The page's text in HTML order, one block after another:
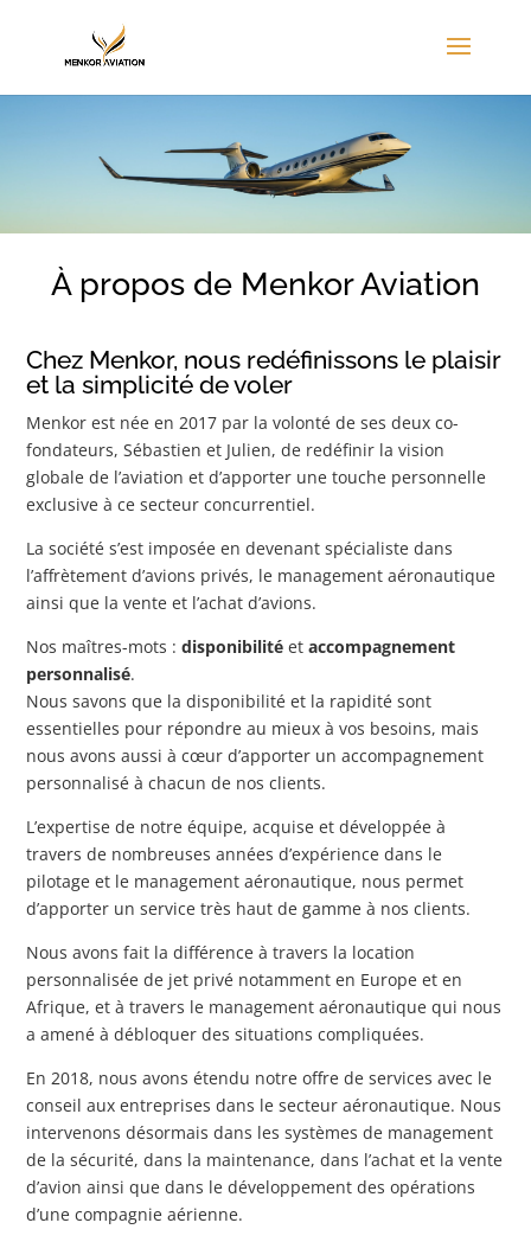
À propos de Menkor Aviation
Chez Menkor, nous redéfinissons le plaisir
et la simplicité de voler
Menkor est née en 2017 par la volonté de ses deux co-
fondateurs, Sébastien et Julien, de redéfinir la vision
globale de l’aviation et d’apporter une touche personnelle
exclusive à ce secteur concurrentiel.
La société s’est imposée en devenant spécialiste dans
l’affrètement d’avions privés, le management aéronautique
ainsi que la vente et l’achat d’avions.
Nos maîtres-mots :disponibilité etaccompagnement
personnalisé.
Nous savons que la disponibilité et la rapidité sont
essentielles pour répondre au mieux à vos besoins, mais
nous avons aussi à cœur d’apporter un accompagnement
personnalisé à chacun de nos clients.
L’expertise de notre équipe, acquise et développée à
travers de nombreuses années d’expérience dans le
pilotage et le management aéronautique, nous permet
d’apporter un service très haut de gamme à nos clients.
Nous avons fait la différence à travers la location
personnalisée de jet privé notamment en Europe et en
Afrique, et à travers le management aéronautique qui nous
a amené à débloquer des situations compliquées.
En 2018, nous avons étendu notre offre de services avec le
conseil aux entreprises dans le secteur aéronautique. Nous
intervenons désormais dans les systèmes de management
de la sécurité, dans la maintenance, dans l’achat et la vente
d’avion ainsi que dans le développement des opérations
d’une compagnie aérienne.